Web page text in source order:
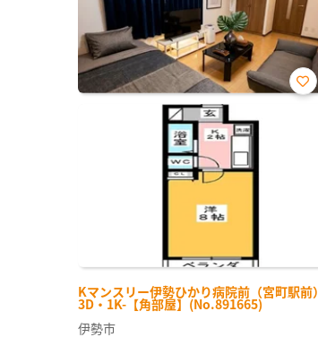
Kマンスリー伊勢ひかり病院前（宮町駅前）
3D・1K-【角部屋】(No.891665)
お気
伊勢市